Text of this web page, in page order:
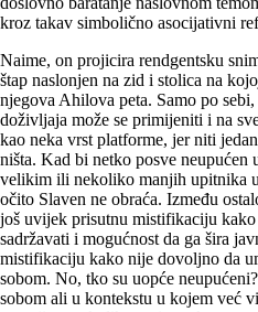
kroz takav simbolično asocijativni
Naime, on projicira rendgentsku
štap naslonjen na zid i stolica na
njegova Ahilova peta. Samo po
doživljaja može se primijeniti i na
kao neka vrst platforme, jer niti
ništa. Kad bi netko posve neupućen
velikim ili nekoliko manjih upitnika
očito Slaven ne obraća. Između
još uvijek prisutnu mistifikaciju
sadržavati i mogućnost da ga šira
mistifikaciju kako nije dovoljno da
sobom. No, tko su uopće
sobom ali u kontekstu u kojem već